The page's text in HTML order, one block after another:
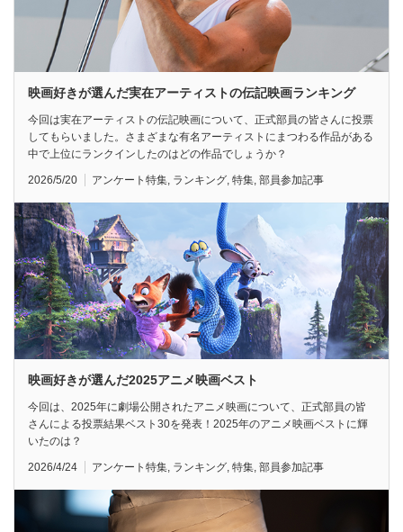
映画好きが選んだ実在アーティストの伝記映画ランキング
今回は実在アーティストの伝記映画について、正式部員の皆さんに投票
してもらいました。さまざまな有名アーティストにまつわる作品がある
中で上位にランクインしたのはどの作品でしょうか？
2026/5/20 アンケート特集 ランキング 特集 部員参加記事
映画好きが選んだ2025アニメ映画ベスト
今回は、2025年に劇場公開されたアニメ映画について、正式部員の皆
さんによる投票結果ベスト30を発表！2025年のアニメ映画ベストに輝
いたのは？
2026/4/24 アンケート特集 ランキング 特集 部員参加記事